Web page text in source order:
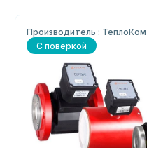
Производитель : ТеплоКом
С поверкой